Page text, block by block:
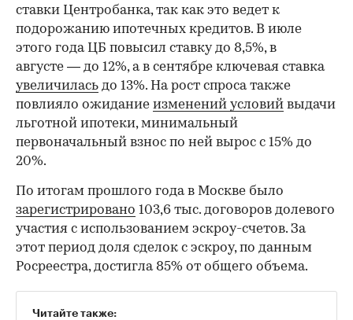
ставки Центробанка, так как это ведет к
подорожанию ипотечных кредитов. В июле
этого года ЦБ повысил ставку до 8,5%, в
августе — до 12%, а в сентябре ключевая ставка
увеличилась до 13%. На рост спроса также
повлияло ожидание изменений условий выдачи
льготной ипотеки, минимальный
первоначальный взнос по ней вырос с 15% до
20%.
По итогам прошлого года в Москве было
зарегистрировано 103,6 тыс. договоров долевого
участия с использованием эскроу-счетов. За
этот период доля сделок с эскроу, по данным
Росреестра, достигла 85% от общего объема.
Читайте также: